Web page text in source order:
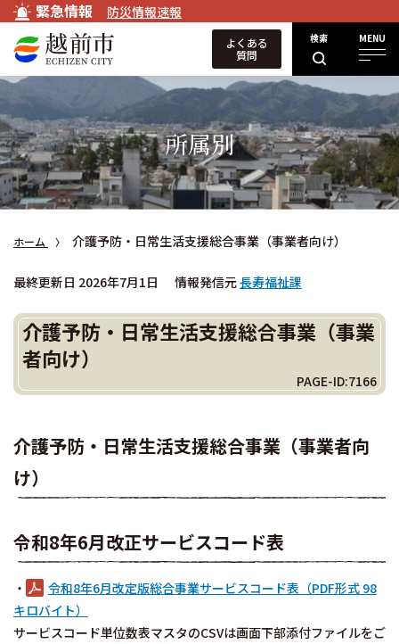
緊急情報 防災情報速報
検索 MENU
よくある
質問
所属別
ホーム 介護予防・日常生活支援総合事業（事業者向け）
最終更新日 2026年7月1日 情報発信元長寿福祉課
介護予防・日常生活支援総合事業（事業
者向け）
PAGE-ID:7166
介護予防・日常生活支援総合事業（事業者向
け）
令和8年6月改正サービスコード表
・
令和8年6月改定版総合事業サービスコード表（PDF形式 98
キロバイト）
サービスコード単位数表マスタのCSVは画面下部添付ファイルをご